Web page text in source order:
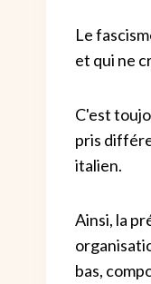
Le
et qui ne
C'est
pris
italien.
Ainsi, la
bas,